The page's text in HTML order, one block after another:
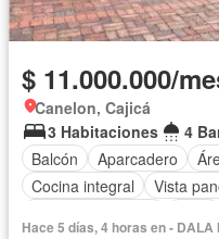
$ 11.000.000/
Canelon, Cajicá
3 Habitaciones
4
Balcón
Aparcadero
Cocina integral
Vista
Hace 5 días, 4 horas en - DALA